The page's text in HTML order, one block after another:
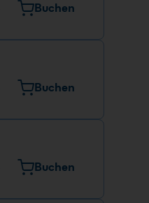
Buchen
Buchen
Buchen